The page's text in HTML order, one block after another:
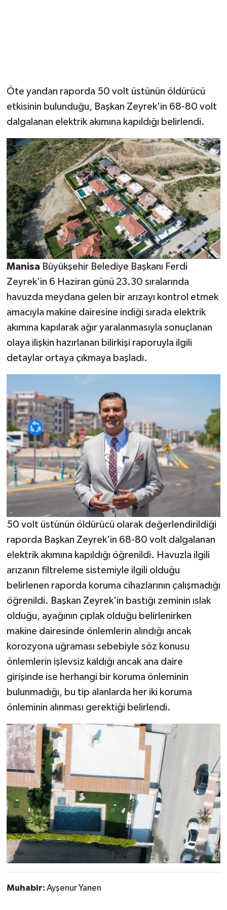
Öte yandan raporda 50 volt üstünün öldürücü
etkisinin bulunduğu, Başkan Zeyrek'in 68-80 volt
dalgalanan elektrik akımına kapıldığı belirlendi.
ManisaBüyükşehir Belediye Başkanı Ferdi
Zeyrek'in 6 Haziran günü 23.30 sıralarında
havuzda meydana gelen bir arızayı kontrol etmek
amacıyla makine dairesine indiği sırada elektrik
akımına kapılarak ağır yaralanmasıyla sonuçlanan
olaya ilişkin hazırlanan bilirkişi raporuyla ilgili
detaylar ortaya çıkmaya başladı.
50 volt üstünün öldürücü olarak değerlendirildiği
raporda Başkan Zeyrek'in 68-80 volt dalgalanan
elektrik akımına kapıldığı öğrenildi. Havuzla ilgili
arızanın filtreleme sistemiyle ilgili olduğu
belirlenen raporda koruma cihazlarının çalışmadığı
öğrenildi. Başkan Zeyrek'in bastığı zeminin ıslak
olduğu, ayağının çıplak olduğu belirlenirken
makine dairesinde önlemlerin alındığı ancak
korozyona uğraması sebebiyle söz konusu
önlemlerin işlevsiz kaldığı ancak ana daire
girişinde ise herhangi bir koruma önleminin
bulunmadığı, bu tip alanlarda her iki koruma
önleminin alınması gerektiği belirlendi.
Muhabir: Ayşenur Yanen